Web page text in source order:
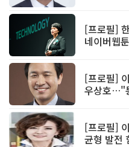
[프로필]
네이버웹
[프로필]
우상호…"
[프로필]
균형 발전